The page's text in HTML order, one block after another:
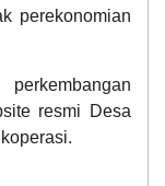
perekonomian
resmi Desa